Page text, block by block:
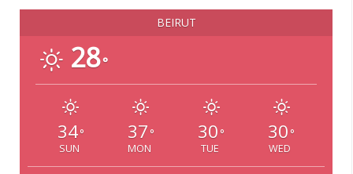
BEIRUT
28°
34°
SUN
37 °
MON
30 °
TUE
30 °
WED